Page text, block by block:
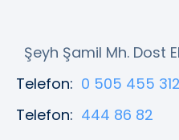
Şeyh Şamil Mh. Dost
Telefon: 0 505 455
Telefon: 444 86 82